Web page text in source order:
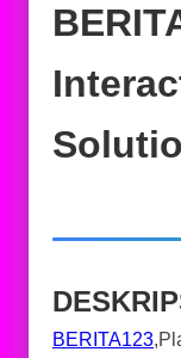
BERITA123